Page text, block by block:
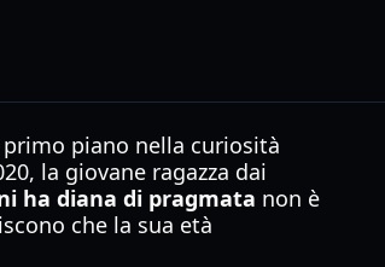
piano nella curiosità
la giovane ragazza dai
ha diana di pragmata non è
che la sua età